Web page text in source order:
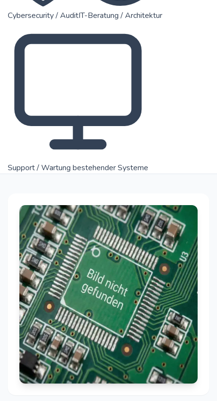
Cybersecurity / AuditIT-Beratung / Architektur
Support / Wartung bestehender Systeme